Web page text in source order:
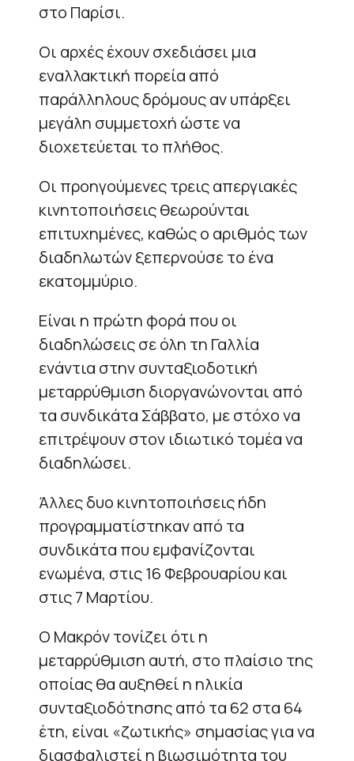
στο Παρίσι.
Οι αρχές έχουν σχεδιάσει μια
εναλλακτική πορεία από
παράλληλους δρόμους αν υπάρξει
μεγάλη συμμετοχή ώστε να
διοχετεύεται το πλήθος.
Οι προηγούμενες τρεις απεργιακές
κινητοποιήσεις θεωρούνται
επιτυχημένες, καθώς ο αριθμός των
διαδηλωτών ξεπερνούσε το ένα
εκατομμύριο.
Είναι η πρώτη φορά που οι
διαδηλώσεις σε όλη τη Γαλλία
ενάντια στην συνταξιοδοτική
μεταρρύθμιση διοργανώνονται από
τα συνδικάτα Σάββατο, με στόχο να
επιτρέψουν στον ιδιωτικό τομέα να
διαδηλώσει.
Άλλες δυο κινητοποιήσεις ήδη
προγραμματίστηκαν από τα
συνδικάτα που εμφανίζονται
ενωμένα, στις 16 Φεβρουαρίου και
στις 7 Μαρτίου.
Ο Μακρόν τονίζει ότι η
μεταρρύθμιση αυτή, στο πλαίσιο της
οποίας θα αυξηθεί η ηλικία
συνταξιοδότησης από τα 62 στα 64
έτη, είναι «ζωτικής» σημασίας για να
διασφαλιστεί η βιωσιμότητα του